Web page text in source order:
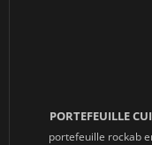
PORTEFEUILLE
portefeuille rockab